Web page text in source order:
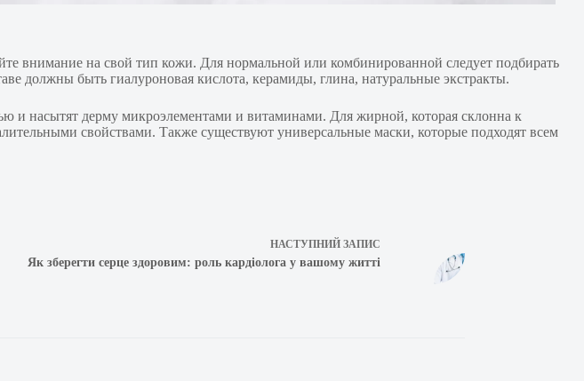
внимание на свой тип кожи. Для нормальной или комбинированной следует подбирать
должны быть гиалуроновая кислота, керамиды, глина, натуральные экстракты.
и насытят дерму микроэлементами и витаминами. Для жирной, которая склонна к
свойствами. Также существуют универсальные маски, которые подходят всем
НАСТУПНИЙ ЗАПИС
Як зберегти серце здоровим: роль кардіолога у вашому житті